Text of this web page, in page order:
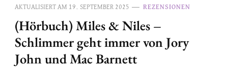
AKTUALISIERT AM 19. SEPTEMBER 2025 REZENSIONEN
(Hörbuch) Miles & Niles –
Schlimmer geht immer von Jory
John und Mac Barnett